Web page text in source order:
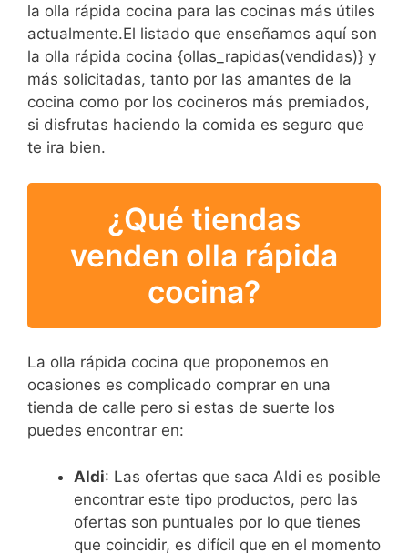
la olla rápida cocina para las cocinas más útiles
actualmente.El listado que enseñamos aquí son
la olla rápida cocina {ollas_rapidas(vendidas)} y
más solicitadas, tanto por las amantes de la
cocina como por los cocineros más premiados,
si disfrutas haciendo la comida es seguro que
te ira bien.
¿Qué tiendas
venden olla rápida
cocina?
La olla rápida cocina que proponemos en
ocasiones es complicado comprar en una
tienda de calle pero si estas de suerte los
puedes encontrar en:
Aldi: Las ofertas que saca Aldi es posible
encontrar este tipo productos, pero las
ofertas son puntuales por lo que tienes
que coincidir, es difícil que en el momento